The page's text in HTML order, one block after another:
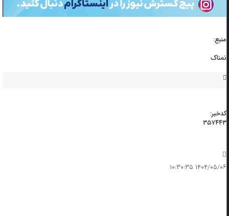
منبع:
نمناک
کدخبر:
۳۵۷۴۴۳
۱۴۰۴/۰۵/۰۶ ۱۰:۳۰:۳۵